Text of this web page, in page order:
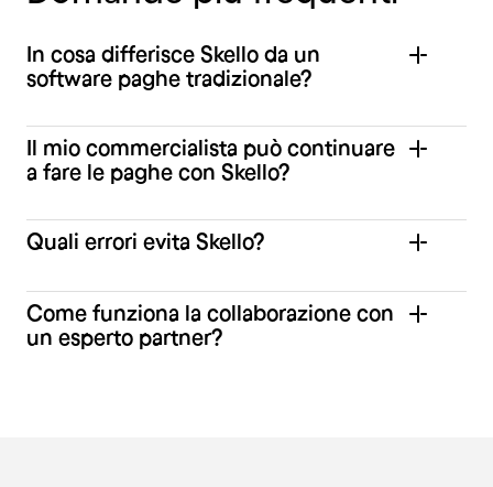
In cosa differisce Skello da un
software paghe tradizionale?
Il mio commercialista può continuare
a fare le paghe con Skello?
Quali errori evita Skello?
Come funziona la collaborazione con
un esperto partner?